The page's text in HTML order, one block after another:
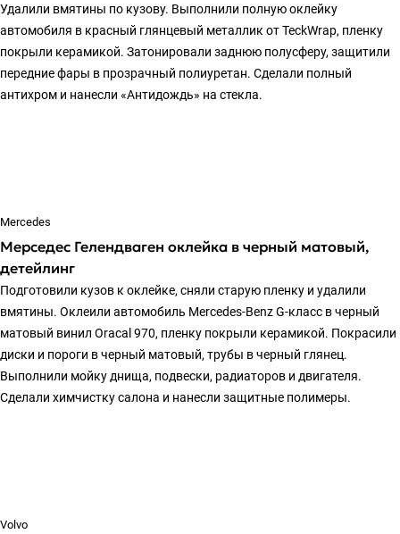
Удалили вмятины по кузову. Выполнили полную оклейку
автомобиля в красный глянцевый металлик от TeckWrap, пленку
покрыли керамикой. Затонировали заднюю полусферу, защитили
передние фары в прозрачный полиуретан. Сделали полный
антихром и нанесли «Антидождь» на стекла.
Mercedes
Мерседес Гелендваген оклейка в черный матовый,
детейлинг
Подготовили кузов к оклейке, сняли старую пленку и удалили
вмятины. Оклеили автомобиль Mercedes-Benz G-класс в черный
матовый винил Oracal 970, пленку покрыли керамикой. Покрасили
диски и пороги в черный матовый, трубы в черный глянец.
Выполнили мойку днища, подвески, радиаторов и двигателя.
Сделали химчистку салона и нанесли защитные полимеры.
Volvo